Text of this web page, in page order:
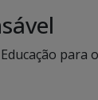
para